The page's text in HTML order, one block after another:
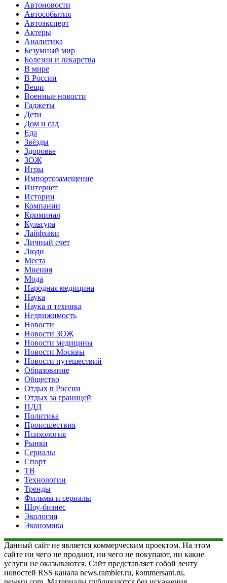
Автоновости
Автособытия
Автоэксперт
Актеры
Аналитика
Безумный мир
Болезни и лекарства
В мире
В России
Вещи
Военные новости
Гаджеты
Дети
Дом и сад
Еда
Звёзды
Здоровье
ЗОЖ
Игры
Импортозамещение
Интернет
Истории
Компании
Криминал
Культура
Лайфхаки
Личный счет
Люди
Места
Мнения
Мода
Народная медицина
Наука
Наука и техника
Недвижимость
Новости
Новости ЗОЖ
Новости медицины
Новости Москвы
Новости путешествий
Образование
Общество
Отдых в России
Отдых за границей
ПДД
Политика
Происшествия
Психология
Рынки
Сериалы
Спорт
ТВ
Технологии
Тренды
Фильмы и сериалы
Шоу-бизнес
Экология
Экономика
Данный сайт не является коммерческим проектом. На этом
сайте ни чего не продают, ни чего не покупают, ни какие
услуги не оказываются. Сайт представляет собой ленту
новостей RSS канала news.rambler.ru, kommersant.ru,